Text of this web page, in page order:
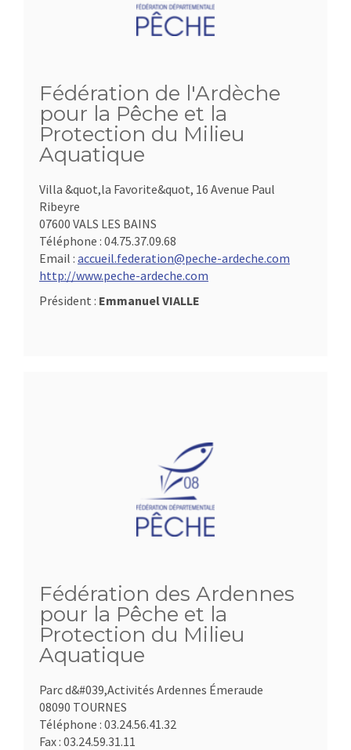
Fédération de l'Ardèche
pour la Pêche et la
Protection du Milieu
Aquatique
Villa &quot,la Favorite&quot, 16 Avenue Paul
Ribeyre
07600 VALS LES BAINS
Téléphone : 04.75.37.09.68
Email : accueil.federation@peche-ardeche.com
http://www.peche-ardeche.com
Président : Emmanuel VIALLE
Fédération des Ardennes
pour la Pêche et la
Protection du Milieu
Aquatique
Parc d&#039,Activités Ardennes Émeraude
08090 TOURNES
Téléphone : 03.24.56.41.32
Fax : 03.24.59.31.11